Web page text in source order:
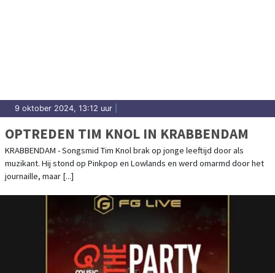
9 oktober 2024, 13:12 uur
OPTREDEN TIM KNOL IN KRABBENDAM
KRABBENDAM - Songsmid Tim Knol brak op jonge leeftijd door als
muzikant. Hij stond op Pinkpop en Lowlands en werd omarmd door het
journaille, maar [...]